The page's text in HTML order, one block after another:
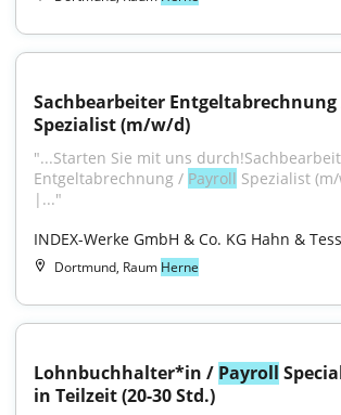
Sachbearbeiter
Spezialist (m/w/d)
"...Starten Sie mit uns
Entgeltabrechnung / Payroll Spezialist
|..."
INDEX-Werke GmbH & Co. KG Hahn &
Dortmund, Raum Herne
Lohnbuchhalter*in / Payroll
in Teilzeit (20-30 Std.)